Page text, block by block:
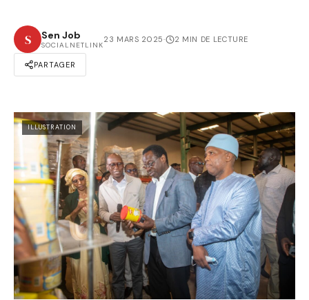
S Sen Job
SOCIALNETLINK
23 MARS 2025· 2 MIN DE LECTURE
PARTAGER
ILLUSTRATION